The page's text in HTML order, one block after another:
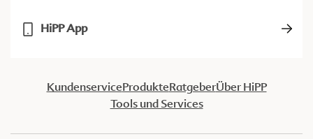
HiPP App
KundenserviceProdukteRatgeberÜber HiPP
Tools und Services